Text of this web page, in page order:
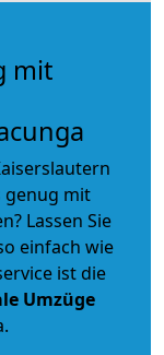
mit
genug mit
Lassen Sie
einfach wie
ist die
Umzüge